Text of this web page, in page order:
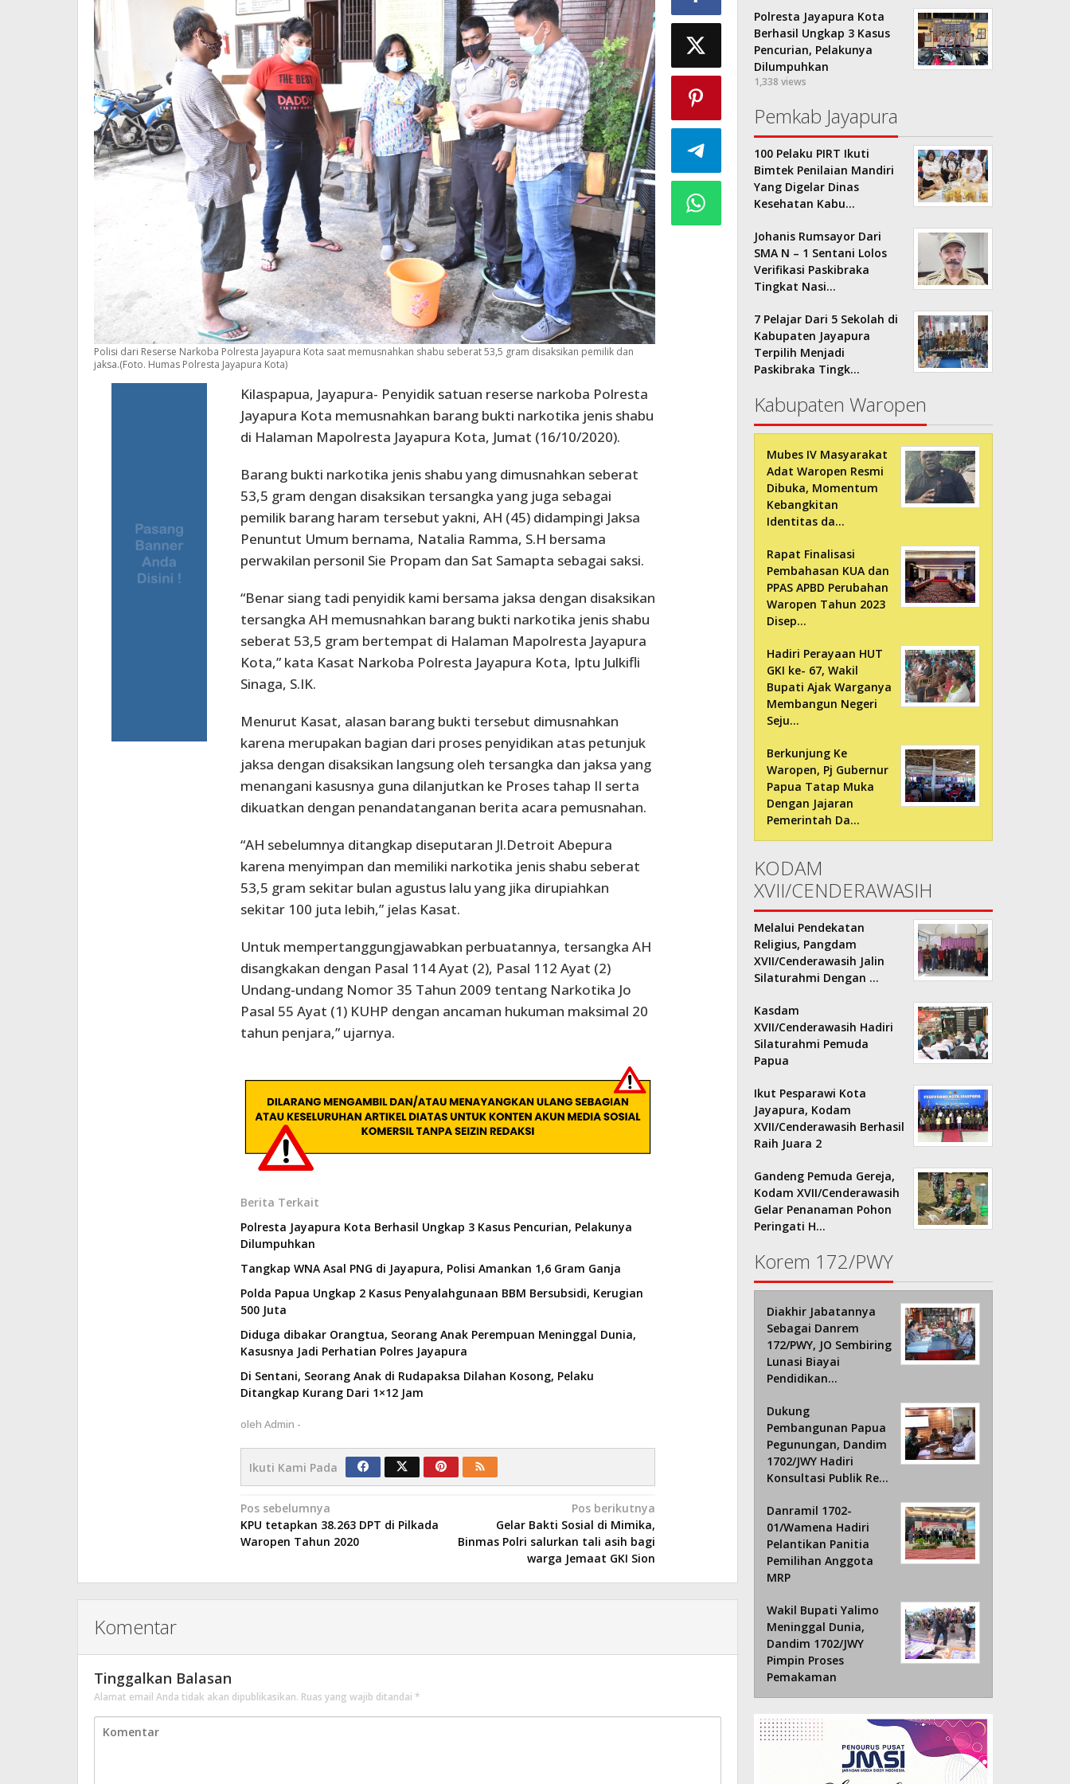
Polisi dari Reserse Narkoba Polresta Jayapura Kota saat memusnahkan shabu seberat 53,5 gram disaksikan pemilik dan
jaksa.(Foto. Humas Polresta Jayapura Kota)
Kilaspapua, Jayapura- Penyidik satuan reserse narkoba Polresta
Jayapura Kota memusnahkan barang bukti narkotika jenis shabu
di Halaman Mapolresta Jayapura Kota, Jumat (16/10/2020).
Barang bukti narkotika jenis shabu yang dimusnahkan seberat
53,5 gram dengan disaksikan tersangka yang juga sebagai
pemilik barang haram tersebut yakni, AH (45) didampingi Jaksa
Penuntut Umum bernama, Natalia Ramma, S.H bersama
perwakilan personil Sie Propam dan Sat Samapta sebagai saksi.
“Benar siang tadi penyidik kami bersama jaksa dengan disaksikan
tersangka AH memusnahkan barang bukti narkotika jenis shabu
seberat 53,5 gram bertempat di Halaman Mapolresta Jayapura
Kota,” kata Kasat Narkoba Polresta Jayapura Kota, Iptu Julkifli
Sinaga, S.IK.
Menurut Kasat, alasan barang bukti tersebut dimusnahkan
karena merupakan bagian dari proses penyidikan atas petunjuk
jaksa dengan disaksikan langsung oleh tersangka dan jaksa yang
menangani kasusnya guna dilanjutkan ke Proses tahap II serta
dikuatkan dengan penandatanganan berita acara pemusnahan.
“AH sebelumnya ditangkap diseputaran Jl.Detroit Abepura
karena menyimpan dan memiliki narkotika jenis shabu seberat
53,5 gram sekitar bulan agustus lalu yang jika dirupiahkan
sekitar 100 juta lebih,” jelas Kasat.
Untuk mempertanggungjawabkan perbuatannya, tersangka AH
disangkakan dengan Pasal 114 Ayat (2), Pasal 112 Ayat (2)
Undang-undang Nomor 35 Tahun 2009 tentang Narkotika Jo
Pasal 55 Ayat (1) KUHP dengan ancaman hukuman maksimal 20
tahun penjara,” ujarnya.
Berita Terkait
Polresta Jayapura Kota Berhasil Ungkap 3 Kasus Pencurian, Pelakunya
Dilumpuhkan
Tangkap WNA Asal PNG di Jayapura, Polisi Amankan 1,6 Gram Ganja
Polda Papua Ungkap 2 Kasus Penyalahgunaan BBM Bersubsidi, Kerugian
500 Juta
Diduga dibakar Orangtua, Seorang Anak Perempuan Meninggal Dunia,
Kasusnya Jadi Perhatian Polres Jayapura
Di Sentani, Seorang Anak di Rudapaksa Dilahan Kosong, Pelaku
Ditangkap Kurang Dari 1×12 Jam
oleh Admin -
Ikuti Kami Pada
Navigasi
pos
Pos sebelumnya
KPU tetapkan 38.263 DPT di Pilkada
Waropen Tahun 2020
Pos berikutnya
Gelar Bakti Sosial di Mimika,
Binmas Polri salurkan tali asih bagi
warga Jemaat GKI Sion
Komentar
Tinggalkan Balasan
Alamat email Anda tidak akan dipublikasikan. Ruas yang wajib ditandai *
Polresta Jayapura Kota
Berhasil Ungkap 3 Kasus
Pencurian, Pelakunya
Dilumpuhkan
1,338 views
Pemkab Jayapura
100 Pelaku PIRT Ikuti
Bimtek Penilaian Mandiri
Yang Digelar Dinas
Kesehatan Kabu…
Johanis Rumsayor Dari
SMA N – 1 Sentani Lolos
Verifikasi Paskibraka
Tingkat Nasi…
7 Pelajar Dari 5 Sekolah di
Kabupaten Jayapura
Terpilih Menjadi
Paskibraka Tingk…
Kabupaten Waropen
Mubes IV Masyarakat
Adat Waropen Resmi
Dibuka, Momentum
Kebangkitan
Identitas da…
Rapat Finalisasi
Pembahasan KUA dan
PPAS APBD Perubahan
Waropen Tahun 2023
Disep…
Hadiri Perayaan HUT
GKI ke- 67, Wakil
Bupati Ajak Warganya
Membangun Negeri
Seju…
Berkunjung Ke
Waropen, Pj Gubernur
Papua Tatap Muka
Dengan Jajaran
Pemerintah Da…
KODAM
XVII/CENDERAWASIH
Melalui Pendekatan
Religius, Pangdam
XVII/Cenderawasih Jalin
Silaturahmi Dengan …
Kasdam
XVII/Cenderawasih Hadiri
Silaturahmi Pemuda
Papua
Ikut Pesparawi Kota
Jayapura, Kodam
XVII/Cenderawasih Berhasil
Raih Juara 2
Gandeng Pemuda Gereja,
Kodam XVII/Cenderawasih
Gelar Penanaman Pohon
Peringati H…
Korem 172/PWY
Diakhir Jabatannya
Sebagai Danrem
172/PWY, JO Sembiring
Lunasi Biayai
Pendidikan…
Dukung
Pembangunan Papua
Pegunungan, Dandim
1702/JWY Hadiri
Konsultasi Publik Re…
Danramil 1702-
01/Wamena Hadiri
Pelantikan Panitia
Pemilihan Anggota
MRP
Wakil Bupati Yalimo
Meninggal Dunia,
Dandim 1702/JWY
Pimpin Proses
Pemakaman